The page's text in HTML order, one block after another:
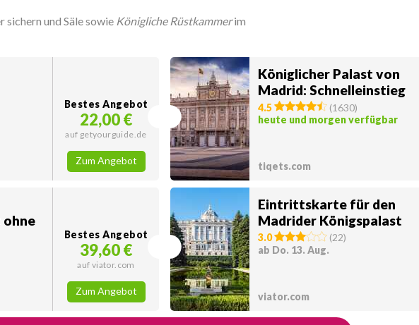
sichern und Säle sowie Königliche Rüstkammerim
Bestes Angebot
22,00 €
auf getyourguide.de
Zum Angebot
Königlicher Palast von
Madrid: Schnelleinstieg
4.5 (1630)
heute und morgen verfügbar
tiqets.com
ohne
Bestes Angebot
39,60 €
auf viator.com
Zum Angebot
Eintrittskarte für den
Madrider Königspalast
3.0 (22)
ab Do. 13. Aug.
viator.com